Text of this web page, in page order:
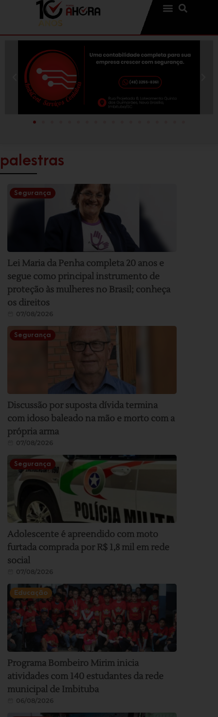
palestras
Segurança
Lei Maria da Penha completa 20 anos e
segue como principal instrumento de
proteção às mulheres no Brasil; conheça
os direitos
07/08/2026
Segurança
Discussão por suposta dívida termina
com idoso baleado na mão e morto com a
própria arma
07/08/2026
Segurança
Adolescente é apreendido com moto
furtada comprada por R$ 1,8 mil em rede
social
07/08/2026
Educação
Programa Bombeiro Mirim inicia
atividades com 140 estudantes da rede
municipal de Imbituba
06/08/2026